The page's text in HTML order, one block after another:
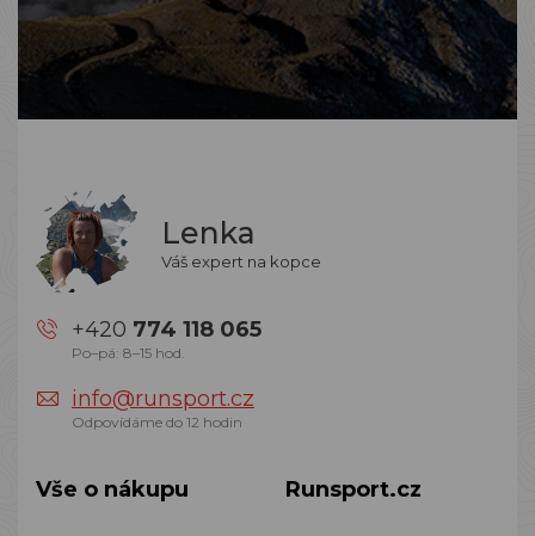
Lenka
Váš expert na kopce
+420 774 118 065
Po–pá: 8–15 hod.
info@runsport.cz
Odpovídáme do 12 hodin
Vše o nákupu Runsport.cz